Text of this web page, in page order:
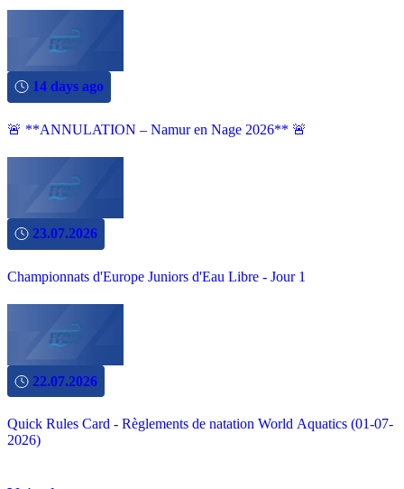
14 days ago
🚨 **ANNULATION – Namur en Nage 2026** 🚨
23.07.2026
Championnats d'Europe Juniors d'Eau Libre - Jour 1
22.07.2026
Quick Rules Card - Règlements de natation World Aquatics (01-07-
2026)